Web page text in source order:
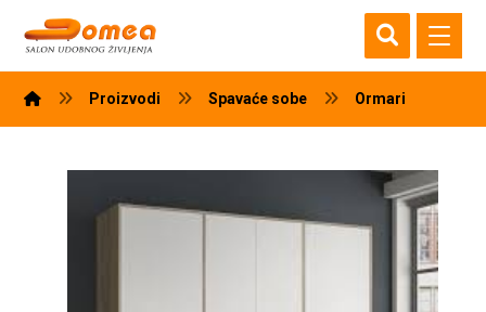
Proizvodi Spavaće sobe Ormari